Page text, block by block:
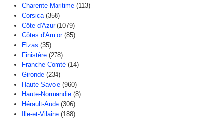
Charente-Maritime (113)
Corsica (358)
Côte d'Azur (1079)
Côtes d'Armor (85)
Elzas (35)
Finistère (278)
Franche-Comté (14)
Gironde (234)
Haute Savoie (960)
Haute-Normandie (8)
Hérault-Aude (306)
Ille-et-Vilaine (188)